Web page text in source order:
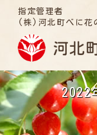
指定管理者
(株)河北町べに花
2022